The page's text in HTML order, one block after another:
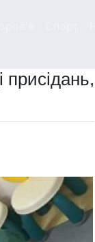
присідань,